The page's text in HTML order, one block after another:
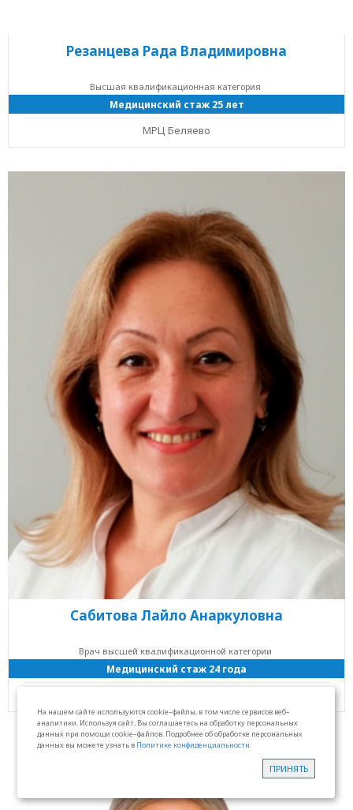
На нашем сайте используются cookie–файлы, в том числе сервисов веб–
аналитики. Используя сайт, Вы соглашаетесь на обработку персональных
данных при помощи cookie–файлов. Подробнее об обработке персональных
данных вы можете узнать в Политике конфиденциальности.
ПРИНЯТЬ
Резанцева Рада Владимировна
Высшая квалификационная категория
Медицинский стаж 25 лет
МРЦ Беляево
Сабитова Лайло Анаркуловна
Врач высшей квалификационной категории
Медицинский стаж 24 года